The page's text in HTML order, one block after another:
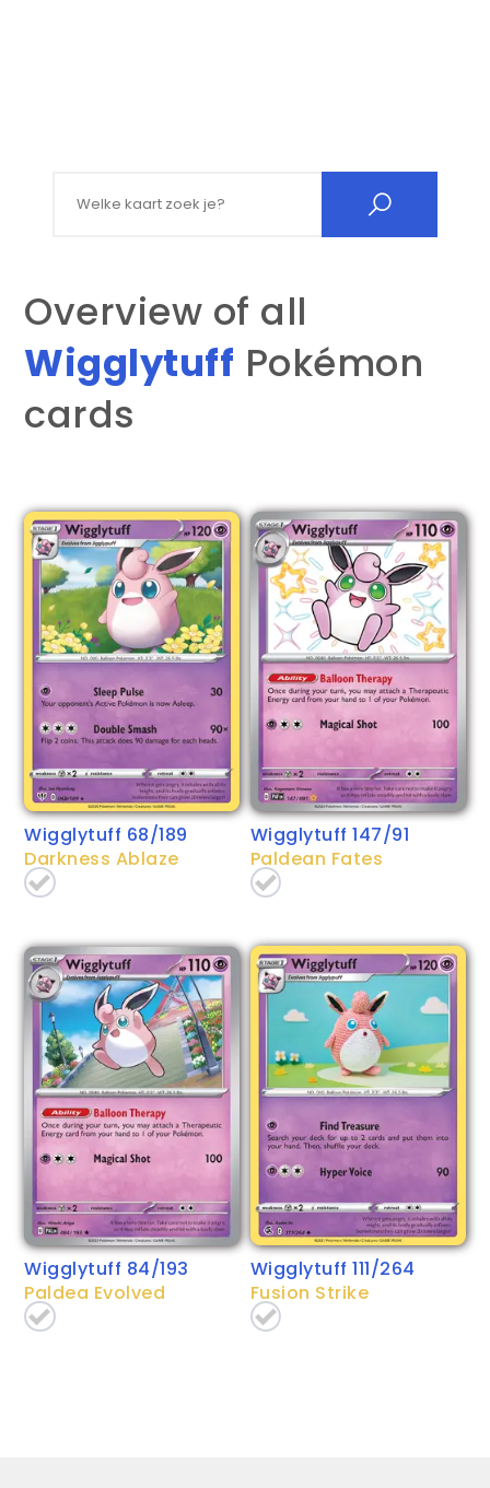
Overview of all
Wigglytuff Pokémon
cards
Wigglytuff 68/189
Darkness Ablaze
Wigglytuff 147/91
Paldean Fates
Wigglytuff 84/193
Paldea Evolved
Wigglytuff 111/264
Fusion Strike